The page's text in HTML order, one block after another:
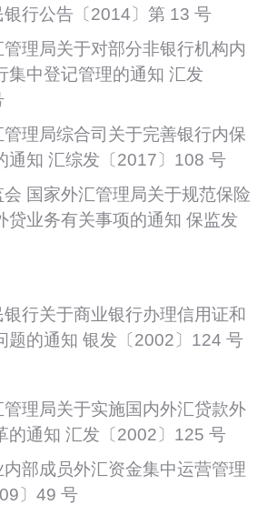
行公告〔2014〕第 13 号
理局关于对部分非银行机构内
集中登记管理的通知 汇发
理局综合司关于完善银行内保
通知 汇综发〔2017〕108 号
国家外汇管理局关于规范保险
贷业务有关事项的通知 保监发
行关于商业银行办理信用证和
题的通知 银发〔2002〕124 号
理局关于实施国内外汇贷款外
的通知 汇发〔2002〕125 号
部成员外汇资金集中运营管理
〕49 号